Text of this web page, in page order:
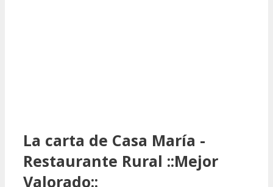
La carta de Casa María -
Restaurante Rural ::Mejor
Valorado::